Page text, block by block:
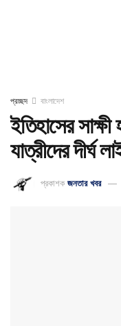
প্রচ্ছদ বাংলাদেশ
ইতিহাসের
যাত্রীদের দীর্ঘ
প্রকাশক জনতার খবর